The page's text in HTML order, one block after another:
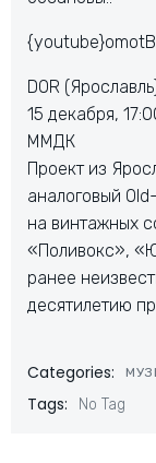
DOR
15 декабря,
ММДК
Проект из
аналоговый
на винтажных
«Поливокс»,
ранее
десятилетию
Categories:
Tags: No Tag